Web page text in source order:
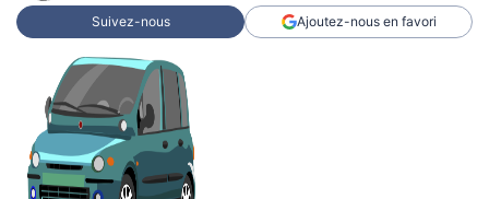
Suivez-nous Ajoutez-nous en favori